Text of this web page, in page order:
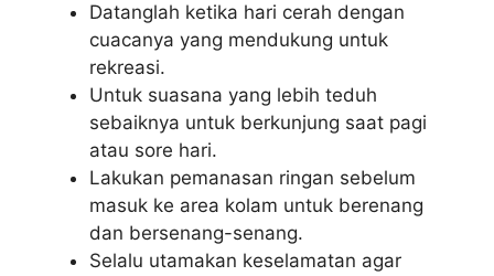
Datanglah ketika hari cerah dengan
cuacanya yang mendukung untuk
rekreasi.
Untuk suasana yang lebih teduh
sebaiknya untuk berkunjung saat pagi
atau sore hari.
Lakukan pemanasan ringan sebelum
masuk ke area kolam untuk berenang
dan bersenang-senang.
Selalu utamakan keselamatan agar